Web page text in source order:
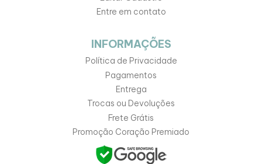
Entre em contato
INFORMAÇÕES
Política de Privacidade
Pagamentos
Entrega
Trocas ou Devoluções
Frete Grátis
Promoção Coração Premiado